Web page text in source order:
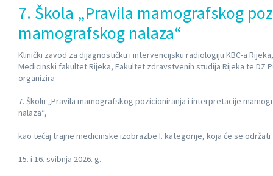
7. Škola „Pravila mamografskog
mamografskog nalaza“
Klinički zavod za dijagnostičku i intervencijsku radiologiju KBC-a Rijeka,
Medicinski fakultet Rijeka, Fakultet zdravstvenih studija Rijeka te DZ
organizira
7. Školu „Pravila mamografskog pozicioniranja i interpretacije
nalaza“,
kao tečaj trajne medicinske izobrazbe I. kategorije, koja će se održati
15. i 16. svibnja 2026. g.